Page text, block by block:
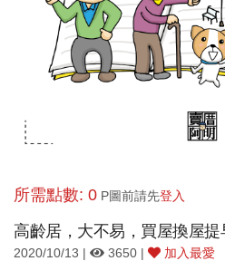
所需點數: 0 P圖前請先登入
高齡居，大不易，買屋換屋提
2020/10/13 | 3650 | 加入最愛